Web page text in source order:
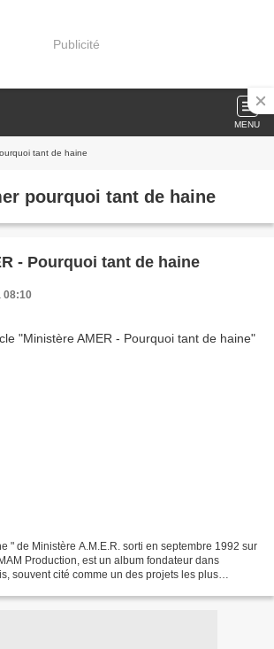
Publicité
MENU
tant de haine
pourquoi tant de haine
- Pourquoi tant de haine
08:10
" de Ministère A.M.E.R. sorti en septembre 1992 sur
Production, est un album fondateur dans
souvent cité comme un des projets les plus